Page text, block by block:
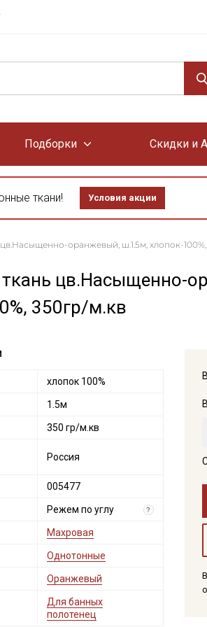
Подборки Скидки и
ткани! Условия акции
оранжевый, ш.1.5м, хлопок-
цв.Насыщенно-
350гр/м.кв
хлопок 100%
1.5м
350 гр/м.кв
Россия
005477
Режем по углу ?
Махровая
Однотонные
Оранжевый
Для банных
полотенец